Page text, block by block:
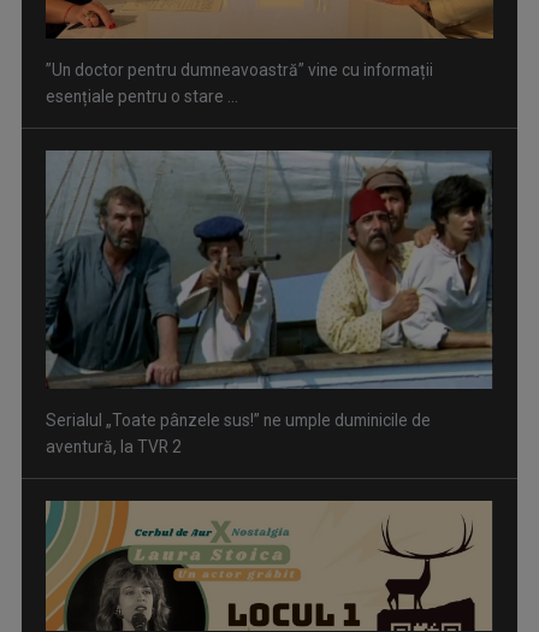
Serialul „Toate pânzele sus!” ne umple duminicile de
aventură, la TVR 2
Piesa „Un actor grăbit” a Laurei Stoica – prima în topul
preferinţelor ...